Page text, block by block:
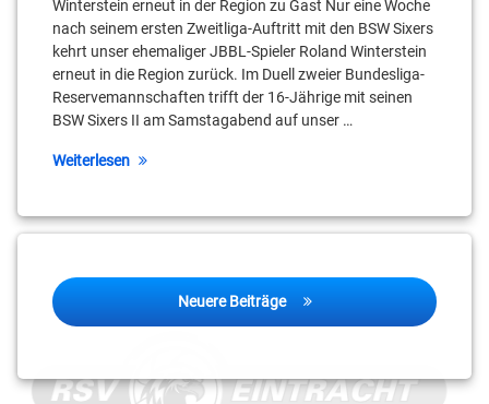
Winterstein erneut in der Region zu Gast Nur eine Woche
nach seinem ersten Zweitliga-Auftritt mit den BSW Sixers
kehrt unser ehemaliger JBBL-Spieler Roland Winterstein
erneut in die Region zurück. Im Duell zweier Bundesliga-
Reservemannschaften trifft der 16-Jährige mit seinen
BSW Sixers II am Samstagabend auf unser …
Weiterlesen
Craven
Daniel
Müller
Zylka
Tyrekidis
Julian
Kai
Beitragsnavigation
Neuere Beiträge